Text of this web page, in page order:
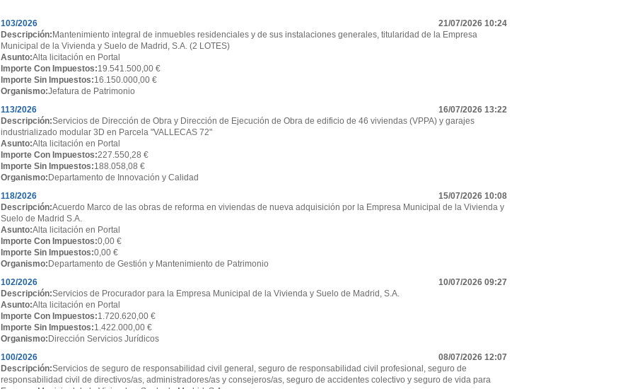
21/07/2026 10:24
103/2026
Descripción: Mantenimiento integral de inmuebles residenciales y de sus instalaciones generales, titularidad de la Empresa
Municipal de la Vivienda y Suelo de Madrid, S.A. (2 LOTES)
Asunto:Alta licitación en Portal
Importe Con Impuestos:19.541.500,00 €
Importe Sin Impuestos:16.150.000,00 €
Organismo:Jefatura de Patrimonio
16/07/2026 13:22
113/2026
Descripción:Servicios de Dirección de Obra y Dirección de Ejecución de Obra de edificio de 46 viviendas (VPPA) y garajes
industrializado modular 3D en Parcela "VALLECAS 72"
Asunto:Alta licitación en Portal
Importe Con Impuestos:227.550,28 €
Importe Sin Impuestos:188.058,08 €
Organismo: Departamento de Innovación y Calidad
15/07/2026 10:08
118/2026
Descripción:Acuerdo Marco de las obras de reforma en viviendas de nueva adquisición por la Empresa Municipal de la Vivienda y
Suelo de Madrid S.A.
Asunto:Alta licitación en Portal
Importe Con Impuestos:0,00 €
Importe Sin Impuestos:0,00 €
Organismo: Departamento de Gestión y Mantenimiento de Patrimonio
10/07/2026 09:27
102/2026
Descripción:Servicios de Procurador para la Empresa Municipal de la Vivienda y Suelo de Madrid, S.A.
Asunto:Alta licitación en Portal
Importe Con Impuestos:1.720.620,00 €
Importe Sin Impuestos:1.422.000,00 €
Organismo: Dirección Servicios Jurídicos
08/07/2026 12:07
100/2026
Descripción:Servicios de seguro de responsabilidad civil general, seguro de responsabilidad civil profesional, seguro de
responsabilidad civil de directivos/as, administradores/as y consejeros/as, seguro de accidentes colectivo y seguro de vida para